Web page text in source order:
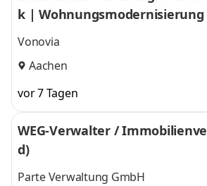
k |
w/d)
Vonovia
Aachen
vor 7 Tagen
WEG-Verwalter /
d)
Parte Verwaltung GmbH